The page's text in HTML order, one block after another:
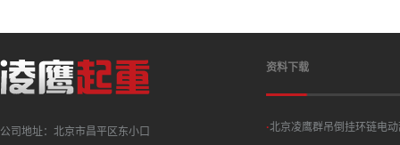
公司地址：北京市昌平区东小口
资料下载
·北京凌鹰群吊倒挂环链电